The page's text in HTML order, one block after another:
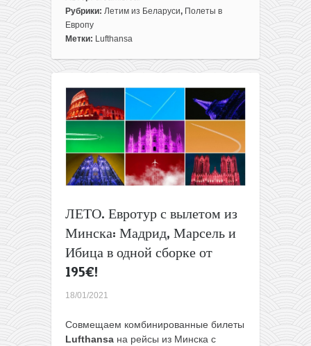
записи
Lufthansa
и
Барселона
Минска
за
160€
туда-
(есть
лето
сезон!)
Рубрики: Летим из Беларуси, Полеты в
Европу
Метки: Lufthansa
ЛЕТО. Евротур с вылетом из
Минска: Мадрид, Марсель и
Ибица в одной сборке от
195€!
18/01/2021
Совмещаем комбинированные билеты
Lufthansa на рейсы из Минска с